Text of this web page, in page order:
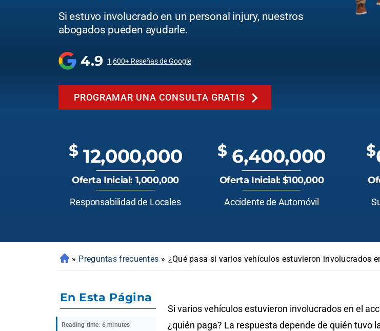
Si estuvo involucrado en un personal injury, nuestros
abogados pueden ayudarle.
4.9 1,600+ Reseñas de Google
PROGRAMAR UNA CONSULTA GRATIS
$12,000,000
Oferta Inicial: 1,000,000
Responsabilidad de Locales
$6,400,000
Oferta Inicial: $100,000
Accidente de Automóvil
$
» Preguntas frecuentes » ¿Qué pasa si varios vehículos estuvieron involucrados
En Esta Página
Reading time: 6 minutes
Si varios vehículos estuvieron involucrados en el
¿quién paga? La respuesta depende de quién tuvo